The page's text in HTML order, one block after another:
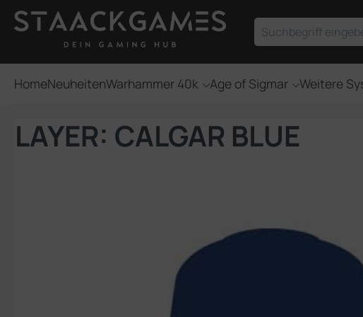
Hauptinhalt springen
Zur Suche springen
HomeNeuheitenWarhammer 40k Age of Sigmar Weitere
LAYER: CALGAR BLUE